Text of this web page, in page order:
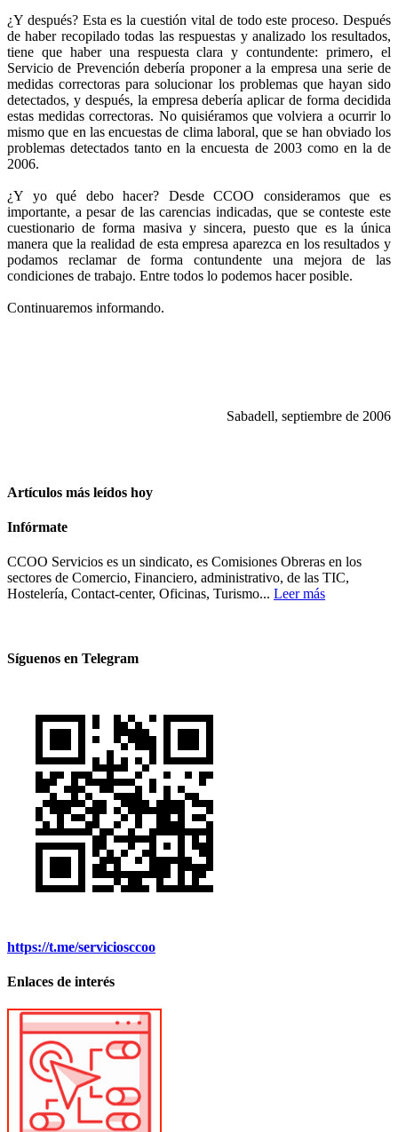
¿Y después? Esta es la cuestión vital de todo este proceso. Después
de haber recopilado todas las respuestas y analizado los resultados,
tiene que haber una respuesta clara y contundente: primero, el
Servicio de Prevención debería proponer a la empresa una serie de
medidas correctoras para solucionar los problemas que hayan sido
detectados, y después, la empresa debería aplicar de forma decidida
estas medidas correctoras. No quisiéramos que volviera a ocurrir lo
mismo que en las encuestas de clima laboral, que se han obviado los
problemas detectados tanto en la encuesta de 2003 como en la de
2006.
¿Y yo qué debo hacer? Desde CCOO consideramos que es
importante, a pesar de las carencias indicadas, que se conteste este
cuestionario de forma masiva y sincera, puesto que es la única
manera que la realidad de esta empresa aparezca en los resultados y
podamos reclamar de forma contundente una mejora de las
condiciones de trabajo. Entre todos lo podemos hacer posible.
Continuaremos informando.
Sabadell, septiembre de 2006
Artículos más leídos hoy
Infórmate
CCOO Servicios es un sindicato, es Comisiones Obreras en los
sectores de Comercio, Financiero, administrativo, de las TIC,
Hostelería, Contact-center, Oficinas, Turismo... Leer más
Síguenos en Telegram
https://t.me/serviciosccoo
Enlaces de interés